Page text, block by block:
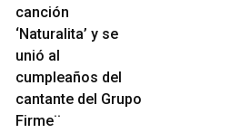
canción
‘Naturalita’ y se
unió al
cumpleaños del
cantante del Grupo
Firme¨